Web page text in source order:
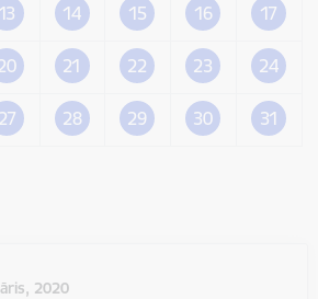
13 14 15 16 17
21 22 23 24
27 28 29 30 31
2020